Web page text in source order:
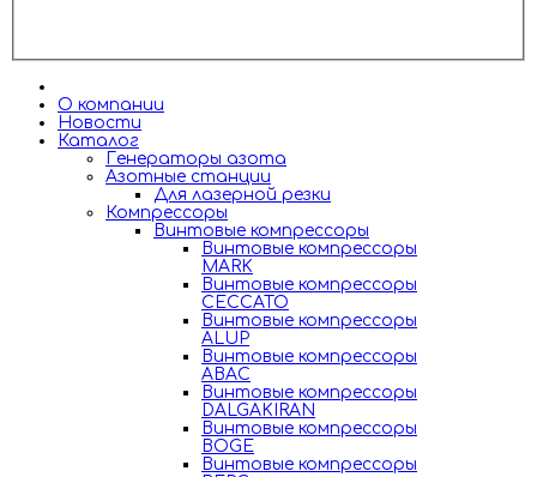
О компании
Новости
Каталог
Генераторы азота
Азотные станции
Для лазерной резки
Компрессоры
Винтовые компрессоры
Винтовые компрессоры
MARK
Винтовые компрессоры
CECCATO
Винтовые компрессоры
ALUP
Винтовые компрессоры
ABAC
Винтовые компрессоры
DALGAKIRAN
Винтовые компрессоры
BOGE
Винтовые компрессоры